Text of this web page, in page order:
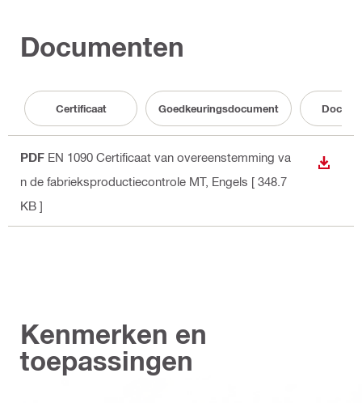
Documenten
Certificaat Goedkeuringsdocument
PDF EN 1090 Certificaat van overeenstemming va
n de fabrieksproductiecontrole MT, Engels [ 348.7
KB ]
Kenmerken en
toepassingen